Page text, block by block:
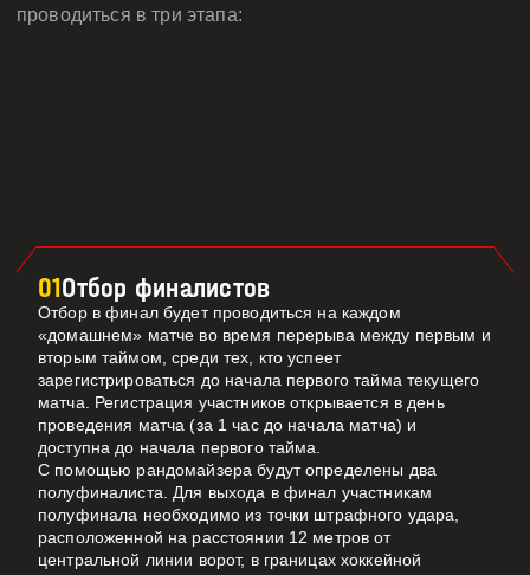
проводиться в три этапа:
01Отбор финалистов
Отбор в финал будет проводиться на каждом
«домашнем» матче во время перерыва между первым и
вторым таймом, среди тех, кто успеет
зарегистрироваться до начала первого тайма текущего
матча. Регистрация участников открывается в день
проведения матча (за 1 час до начала матча) и
доступна до начала первого тайма.
С помощью рандомайзера будут определены два
полуфиналиста. Для выхода в финал участникам
полуфинала необходимо из точки штрафного удара,
расположенной на расстоянии 12 метров от
центральной линии ворот, в границах хоккейной